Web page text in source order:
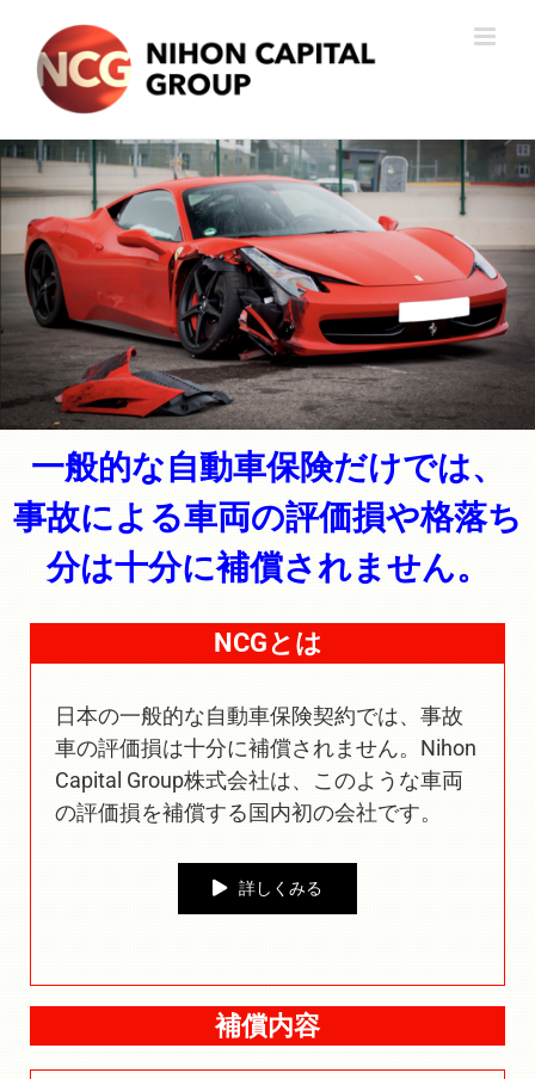
content
一般的な自動車保険だけでは、
事故による車両の評価損や格落ち
分は十分に補償されません。
NCGとは
日本の一般的な自動車保険契約では、事故
車の評価損は十分に補償されません。Nihon
Capital Group株式会社は、このような車両
の評価損を補償する国内初の会社です。
詳しくみる
補償内容